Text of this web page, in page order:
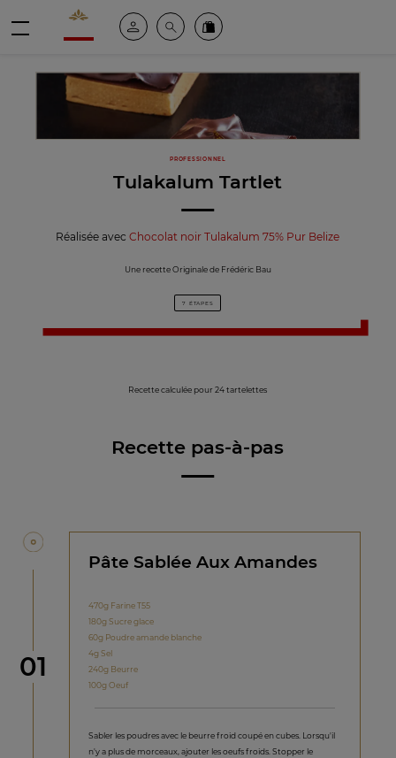
Valrhona - Imaginons le meilleur du chocolat
Espace clientRechercheCommandez en ligne
PROFESSIONNEL
Tulakalum Tartlet
Réalisée avecChocolat noir Tulakalum 75% Pur Belize
Une recette Originale de Frédéric Bau
7 ÉTAPES
Recette calculée pour 24 tartelettes
Recette pas-à-pas
étape
01
Pâte Sablée Aux Amandes
470g Farine T55
180g Sucre glace
60g Poudre amande blanche
4g Sel
240g Beurre
100g Oeuf
Sabler les poudres avec le beurre froid coupé en cubes. Lorsqu'il
n'y a plus de morceaux, ajouter les oeufs froids. Stopper le